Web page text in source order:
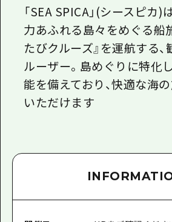
フォトダウンロー
関連リンク
「SEA SPICA」(シースピカ)
力あふれる島々をめぐる船
たびクルーズ』を運航する
ルーザー。島めぐりに特化
能を備えており、快適な海
いただけます